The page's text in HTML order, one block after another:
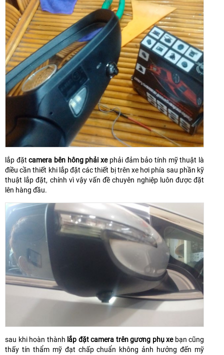
lắp đặtcamera bên hông phải xephải đảm bảo tính mỹ thuật là
điều cần thiết khi lắp đặt các thiết bị trên xe hơi phía sau phần kỹ
thuật lắp đặt, chính vì vậy vấn đề chuyên nghiệp luôn được đặt
lên hàng đầu.
sau khi hoàn thành lắp đặt camera trên gương phụ xebạn cũng
thấy tín thẩm mỹ đạt chấp chuẩn không ảnh hưởng đến mỹ